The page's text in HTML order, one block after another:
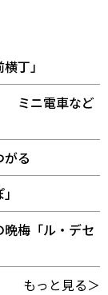
丁」
ミニ電車など
る
梅「ル・デセ
もっと見る＞